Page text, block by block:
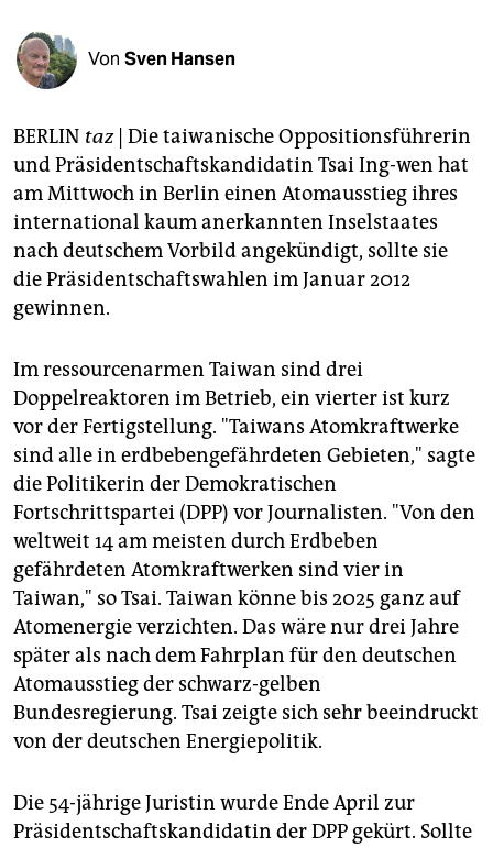
veranstaltungen
shop
unterstützen
abo
genossenschaft
epaper login
Von Sven Hansen
BERLIN taz| Die taiwanische Oppositionsführerin
und Präsidentschaftskandidatin Tsai Ing-wen hat
am Mittwoch in Berlin einen Atomausstieg ihres
international kaum anerkannten Inselstaates
nach deutschem Vorbild angekündigt, sollte sie
die Präsidentschaftswahlen im Januar 2012
gewinnen.
Im ressourcenarmen Taiwan sind drei
Doppelreaktoren im Betrieb, ein vierter ist kurz
vor der Fertigstellung. "Taiwans Atomkraftwerke
sind alle in erdbebengefährdeten Gebieten," sagte
die Politikerin der Demokratischen
Fortschrittspartei (DPP) vor Journalisten. "Von den
weltweit 14 am meisten durch Erdbeben
gefährdeten Atomkraftwerken sind vier in
Taiwan," so Tsai. Taiwan könne bis 2025 ganz auf
Atomenergie verzichten. Das wäre nur drei Jahre
später als nach dem Fahrplan für den deutschen
Atomausstieg der schwarz-gelben
Bundesregierung. Tsai zeigte sich sehr beeindruckt
von der deutschen Energiepolitik.
Die 54-jährige Juristin wurde Ende April zur
Präsidentschaftskandidatin der DPP gekürt. Sollte